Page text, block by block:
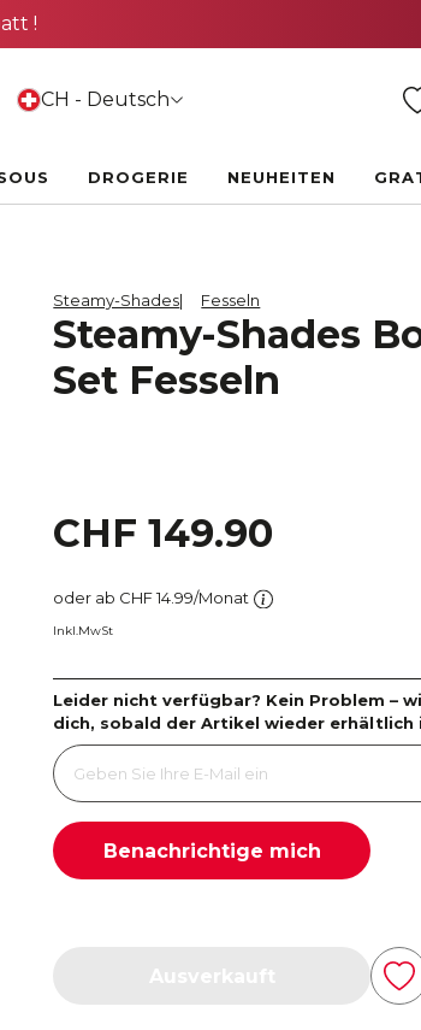
!
CH - Deutsch
DROGERIE NEUHEITEN
Steamy-Shades Fesseln
Steamy-Shades
Set Fesseln
CHF 149.90
oder ab CHF 14.99/Monat
Inkl.MwSt
Leider nicht verfügbar? Kein Problem –
dich, sobald der Artikel wieder erhältlich
Benachrichtige mich